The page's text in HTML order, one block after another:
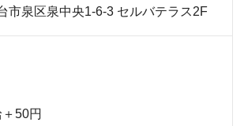
市泉区泉中央1-6-3 セルバテラス2F
50円